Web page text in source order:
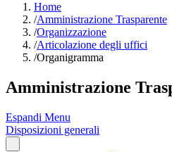
Home
/Amministrazione Trasparente
/Organizzazione
/Articolazione degli uffici
/Organigramma
Amministrazione
Espandi Menu
Disposizioni generali